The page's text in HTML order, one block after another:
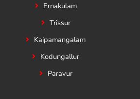
Ernakulam
Trissur
Kaipamangalam
Kodungallur
Paravur